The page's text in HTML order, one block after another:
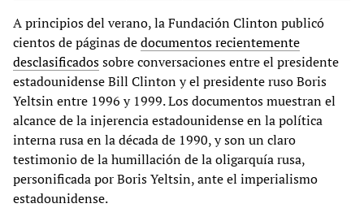
A principios del verano, la Fundación Clinton publicó
cientos de páginas dedocumentos recientemente
desclasificadossobre conversaciones entre el presidente
estadounidense Bill Clinton y el presidente ruso Boris
Yeltsin entre 1996 y 1999. Los documentos muestran el
alcance de la injerencia estadounidense en la política
interna rusa en la década de 1990, y son un claro
testimonio de la humillación de la oligarquía rusa,
personificada por Boris Yeltsin, ante el imperialismo
estadounidense.